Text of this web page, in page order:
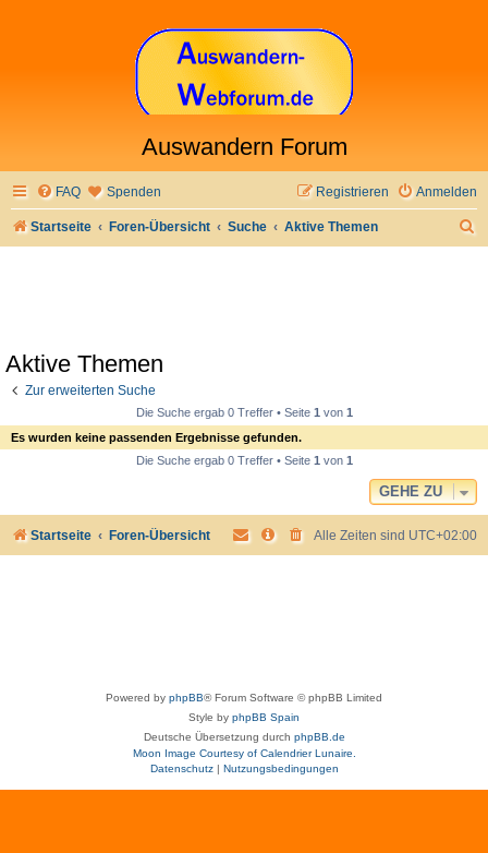
Auswandern Forum
FAQ Spenden Anmelden
Registrieren
Startseite Foren-Übersicht Suche Aktive Themen
Aktive Themen
Zur erweiterten Suche
Die Suche ergab 0 Treffer • Seite 1von 1
Es wurden keine passenden Ergebnisse gefunden.
Die Suche ergab 0 Treffer • Seite 1von 1
GEHE ZU
Startseite Foren-Übersicht Alle Zeiten sind UTC+02:00
Powered by phpBB® Forum Software © phpBB Limited
Style by phpBB Spain
Deutsche Übersetzung durch phpBB.de
Moon Image Courtesy of Calendrier Lunaire.
Datenschutz| Nutzungsbedingungen